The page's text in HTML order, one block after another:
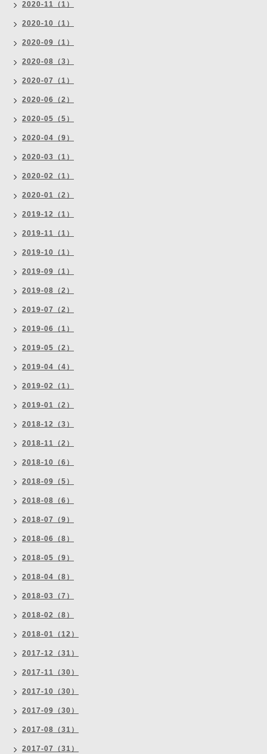
2020-11（1）
2020-10（1）
2020-09（1）
2020-08（3）
2020-07（1）
2020-06（2）
2020-05（5）
2020-04（9）
2020-03（1）
2020-02（1）
2020-01（2）
2019-12（1）
2019-11（1）
2019-10（1）
2019-09（1）
2019-08（2）
2019-07（2）
2019-06（1）
2019-05（2）
2019-04（4）
2019-02（1）
2019-01（2）
2018-12（3）
2018-11（2）
2018-10（6）
2018-09（5）
2018-08（6）
2018-07（9）
2018-06（8）
2018-05（9）
2018-04（8）
2018-03（7）
2018-02（8）
2018-01（12）
2017-12（31）
2017-11（30）
2017-10（30）
2017-09（30）
2017-08（31）
2017-07（31）